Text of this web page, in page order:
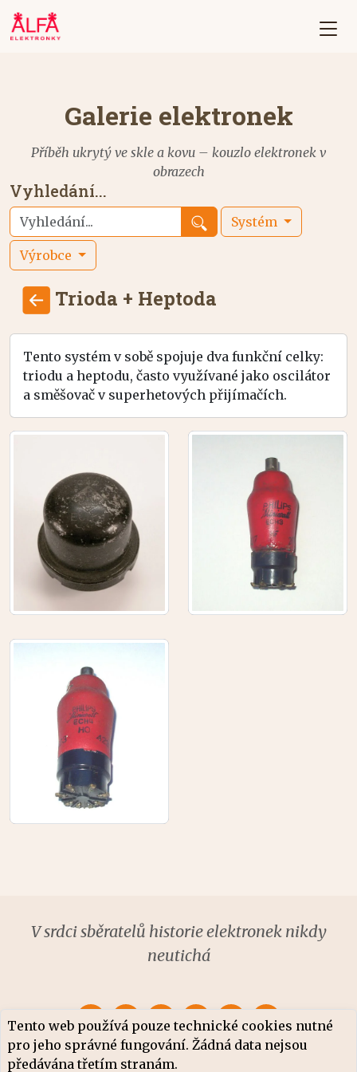
Galerie elektronek
Příběh ukrytý ve skle a kovu – kouzlo elektronek v
obrazech
Vyhledání...
Systém
Výrobce
Trioda + Heptoda
Tento systém v sobě spojuje dva funkční celky:
triodu a heptodu, často využívané jako oscilátor
a směšovač v superhetových přijímačích.
V srdci sběratelů historie elektronek nikdy
neutichá
Tento web používá pouze technické cookies nutné
pro jeho správné fungování. Žádná data nejsou
předávána třetím stranám.